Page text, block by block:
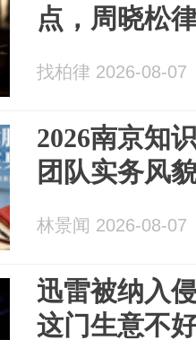
点，周晓松
找柏律 2026-08-07
2026南京知
团队实务风
林景闻 2026-08-07
迅雷被纳入
这门生意不